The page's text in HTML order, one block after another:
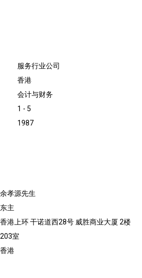
服务行业公司
香港
会计与财务
1 - 5
1987
余孝源先生
东主
香港上环 干诺道西28号 威胜商业大厦 2楼
203室
香港